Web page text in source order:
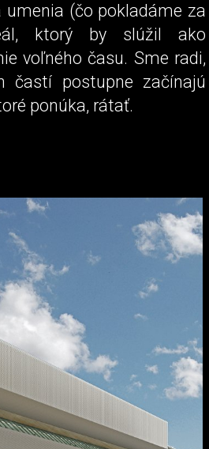
(čo pokladáme za
ktorý by slúžil ako
voľného času. Sme radi,
častí postupne začínajú
ponúka, rátať.